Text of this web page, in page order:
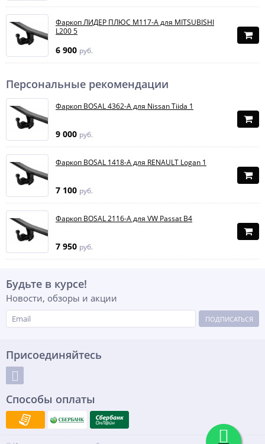
Фаркоп ЛИДЕР ПЛЮС M117-A для MITSUBISHI
L200 5
6 900 руб.
Персональные рекомендации
Фаркоп BOSAL 4362-A для Nissan Tiida 1
9 000 руб.
Фаркоп BOSAL 1418-A для RENAULT Logan 1
7 100 руб.
Фаркоп BOSAL 2116-A для VW Passat B4
7 950 руб.
Будьте в курсе!
Новости, обзоры и акции
ПОДПИСАТЬСЯ
Присоединяйтесь
Способы оплаты